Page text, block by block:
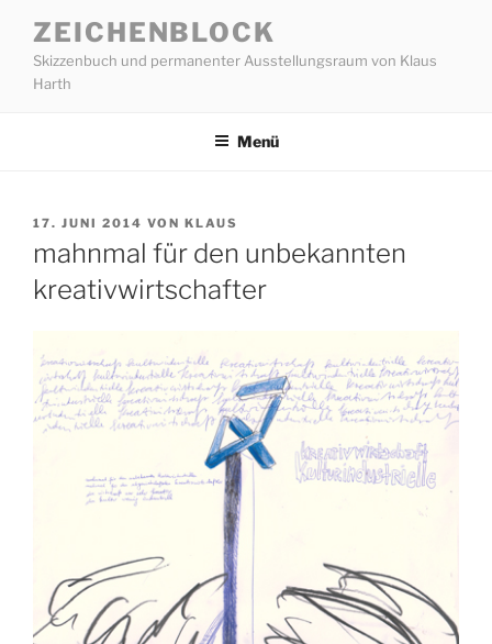
Inhalt
springen
ZEICHENBLOCK
Skizzenbuch und permanenter Ausstellungsraum von Klaus
Harth
Menü
VERÖFFENTLICHT
17. JUNI 2014 VON KLAUS
mahnmal für den unbekannten
kreativwirtschafter